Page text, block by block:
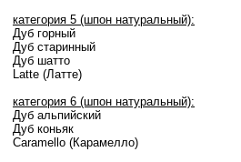
категория 5 (шпон натуральный):
Дуб горный
Дуб старинный
Дуб шатто
Latte (Латте)
категория 6 (шпон натуральный):
Дуб альпийский
Дуб коньяк
Caramello (Карамелло)